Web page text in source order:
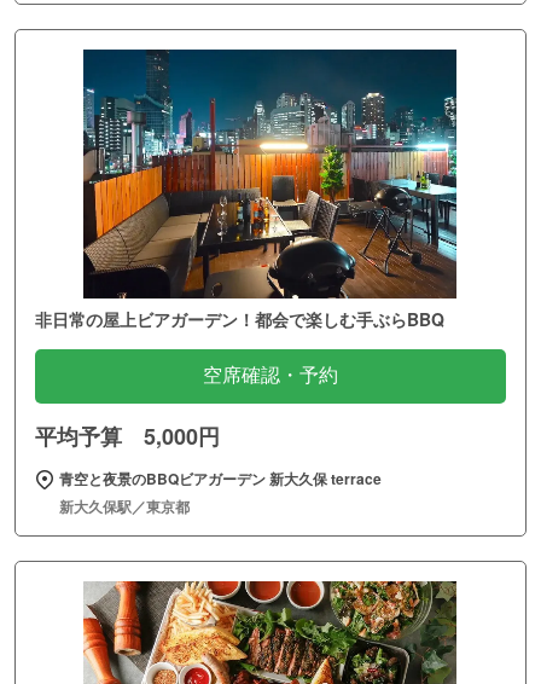
非日常の屋上ビアガーデン！都会で楽しむ手ぶらBBQ
空席確認・予約
平均予算 5,000円
青空と夜景のBBQビアガーデン 新大久保 terrace
新大久保駅／東京都